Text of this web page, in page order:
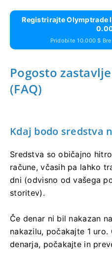
Registrirajte Olymptrade
Pridobite 10.000 $
Pogosto
(FAQ)
Kdaj bodo sredstva
Sredstva so običajno
račune, včasih pa lahko
dni (odvisno od vašega
storitev).
Če denar ni bil nakazan
nakazilu, počakajte 1 uro.
denarja, počakajte in